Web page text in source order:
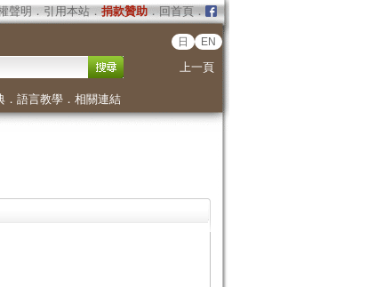
聲明 ． 引用本站． 捐款贊助．回首頁．
日 EN
上一頁
． 語言教學． 相關連結